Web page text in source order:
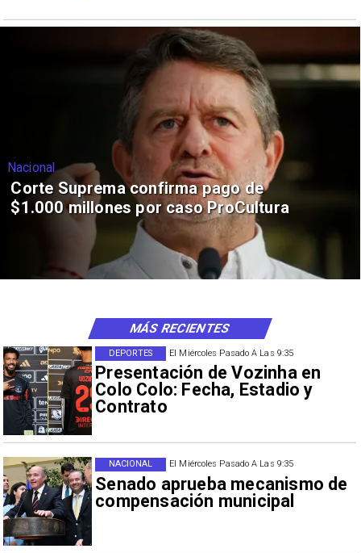
Nacional
Corte Suprema confirma pago de
$1.000 millones por caso ProCultura
El Miércoles Pasado A Las 9:35
Presentación de Vozinha en
Colo Colo: Fecha, Estadio y
Contrato
DEPORTES
El Miércoles Pasado A Las 9:35
Senado aprueba mecanismo de
compensación municipal
NACIONAL
MÁS RECIENTES